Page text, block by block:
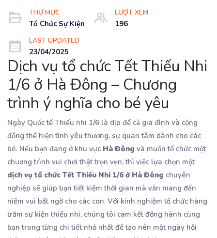
THƯ MỤC
Tổ Chức Sự Kiện
LƯỢT XEM
196
LAST UPDATED
23/04/2025
Dịch vụ tổ chức Tết Thiếu Nhi
1/6 ở Hà Đông – Chương
trình ý nghĩa cho bé yêu
Ngày Quốc tế Thiếu nhi 1/6 là dịp để cả gia đình và cộng
đồng thể hiện tình yêu thương, sự quan tâm dành cho các
bé. Nếu bạn đang ở khu vực Hà Đông và muốn tổ chức một
chương trình vui chơi thật trọn vẹn, thì việc lựa chọn một
dịch vụ tổ chức Tết Thiếu Nhi 1/6 ở Hà Đông chuyên
nghiệp sẽ giúp bạn tiết kiệm thời gian mà vẫn mang đến
niềm vui bất ngờ cho các con. Với kinh nghiệm tổ chức hàng
trăm sự kiện thiếu nhi, chúng tôi cam kết đồng hành cùng
bạn trong từng chi tiết nhỏ nhất để tạo nên một ngày hội